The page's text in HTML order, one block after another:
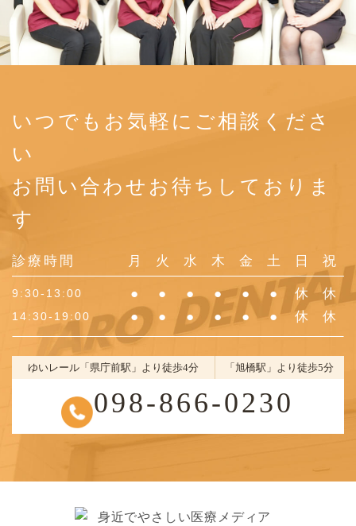
いつでもお気軽にご相談くださ
い
お問い合わせお待ちしておりま
す
診療時間 月 火 水 木 金 土 日 祝
9:30-13:00 ● ● ● ● ● ● 休 休
14:30-19:00 ● ● ● ● ● ● 休 休
ゆいレール「県庁前駅」より徒歩4分 「旭橋駅」より徒歩5分
098-866-0230